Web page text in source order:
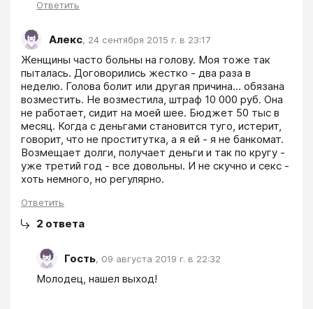
Ответить
Алекс, 24 сентября 2015 г. в 23:17
Женщины часто больны на голову. Моя тоже так
пыталась. Договорились жестко - два раза в
неделю. Голова болит или другая причина... обязана
возместить. Не возместила, штраф 10 000 руб. Она
не работает, сидит на моей шее. Бюджет 50 тыс в
месяц. Когда с деньгами становится туго, истерит,
говорит, что не проститутка, а я ей - я не банкомат.
Возмещает долги, получает деньги и так по кругу -
уже третий год - все довольны. И не скучно и секс -
хоть немного, но регулярно.
Ответить
2 ответа
Гость, 09 августа 2019 г. в 22:32
Молодец, нашел выход!